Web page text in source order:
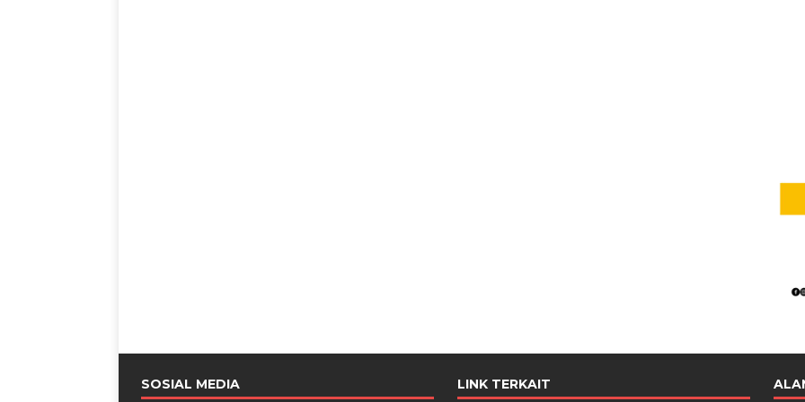
SOSIAL MEDIA LINK TERKAIT